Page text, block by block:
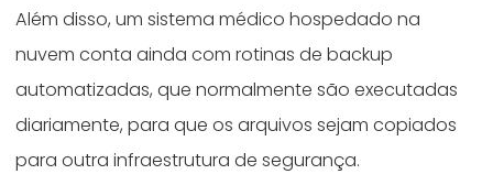
Além disso, um sistema médico hospedado na
nuvem conta ainda com rotinas de backup
automatizadas, que normalmente são executadas
diariamente, para que os arquivos sejam copiados
para outra infraestrutura de segurança.